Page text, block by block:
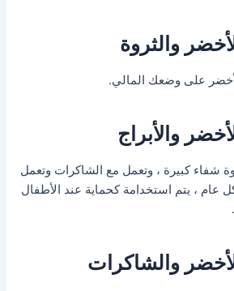
والثروة
على وضعك المالي.
والأبراج
شفاء كبيرة ، وتعمل مع الشاكرات وتعمل
عام ، يتم استخدامة كحماية عند الأطفال
والشاكرات